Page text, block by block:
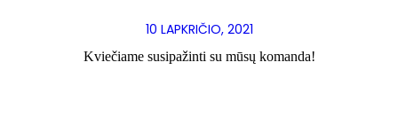
10 LAPKRIČIO, 2021
Kviečiame susipažinti su mūsų komanda!